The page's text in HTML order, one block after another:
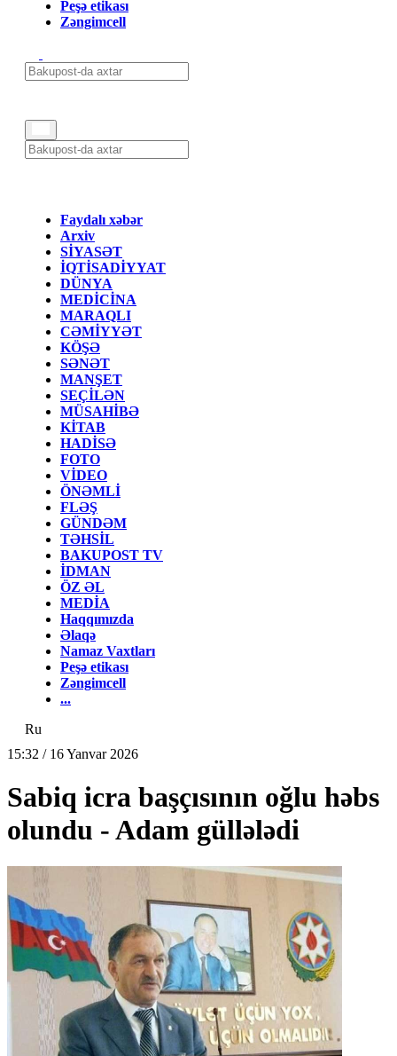
Peşə etikası
Zəngimcell
Faydalı xəbər
Arxiv
SİYASƏT
İQTİSADİYYAT
DÜNYA
MEDİCİNA
MARAQLI
CƏMİYYƏT
KÖŞƏ
SƏNƏT
MANŞET
SEÇİLƏN
MÜSAHİBƏ
KİTAB
HADİSƏ
FOTO
VİDEO
ÖNƏMLİ
FLƏŞ
GÜNDƏM
TƏHSİL
BAKUPOST TV
İDMAN
ÖZ ƏL
MEDİA
Haqqımızda
Əlaqə
Namaz Vaxtları
Peşə etikası
Zəngimcell
...
Ru
15:32 / 16 Yanvar 2026
Sabiq icra başçısının oğlu həbs
olundu - Adam güllələdi